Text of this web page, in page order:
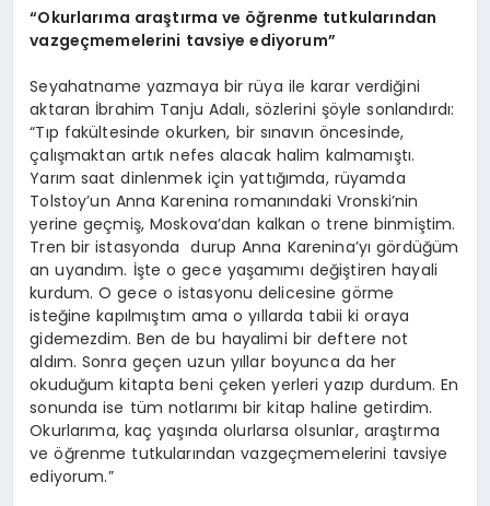
“Okurlarıma araştırma ve öğrenme tutkularından
vazgeçmemelerini tavsiye ediyorum”
Seyahatname yazmaya bir rüya ile karar verdiğini
aktaran İbrahim Tanju Adalı, sözlerini şöyle sonlandırdı:
“Tıp fakültesinde okurken, bir sınavın öncesinde,
çalışmaktan artık nefes alacak halim kalmamıştı.
Yarım saat dinlenmek için yattığımda, rüyamda
Tolstoy’un Anna Karenina romanındaki Vronski’nin
yerine geçmiş, Moskova’dan kalkan o trene binmiştim.
Tren bir istasyonda durup Anna Karenina’yı gördüğüm
an uyandım. İşte o gece yaşamımı değiştiren hayali
kurdum. O gece o istasyonu delicesine görme
isteğine kapılmıştım ama o yıllarda tabii ki oraya
gidemezdim. Ben de bu hayalimi bir deftere not
aldım. Sonra geçen uzun yıllar boyunca da her
okuduğum kitapta beni çeken yerleri yazıp durdum. En
sonunda ise tüm notlarımı bir kitap haline getirdim.
Okurlarıma, kaç yaşında olurlarsa olsunlar, araştırma
ve öğrenme tutkularından vazgeçmemelerini tavsiye
ediyorum.”